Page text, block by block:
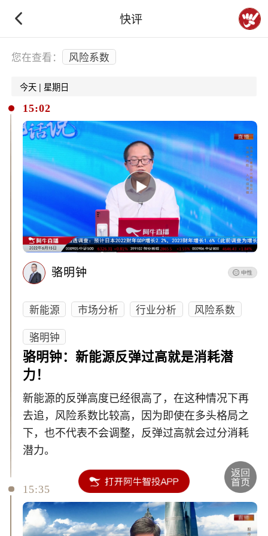
快评
下拉刷新
您在查看： 风险系数
今天 | 星期日
15:02
骆明钟
新能源 市场分析 行业分析
风险系数
骆明钟
骆明钟：新能源反弹过高就是消耗潜
力！
新能源的反弹高度已经很高了，在这种情况下再
去追，风险系数比较高，因为即使在多头格局之
下，也不代表不会调整，反弹过高就会过分消耗
潜力。
15:35